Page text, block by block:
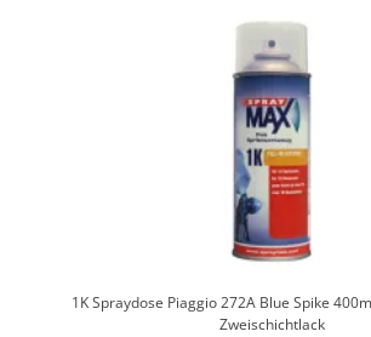
1K Spraydose Piaggio 272A Blue Spike
Zweischichtlack